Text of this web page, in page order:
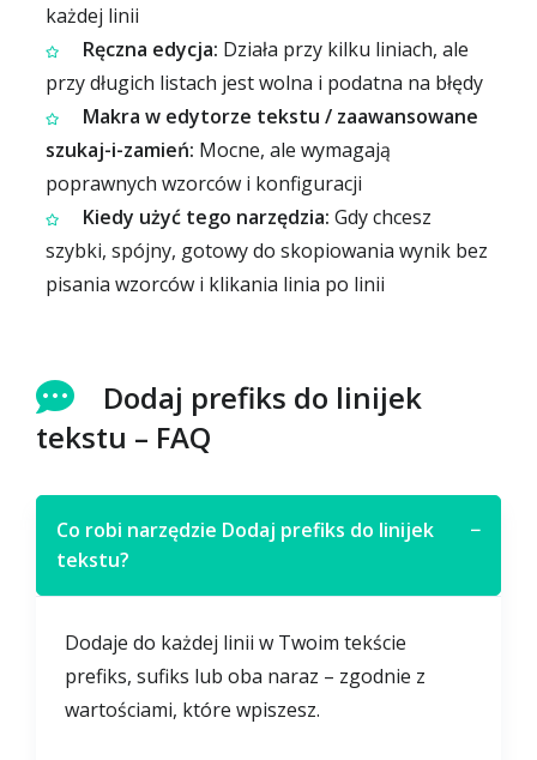
każdej linii
Ręczna edycja: Działa przy kilku liniach, ale
przy długich listach jest wolna i podatna na błędy
Makra w edytorze tekstu / zaawansowane
szukaj-i-zamień: Mocne, ale wymagają
poprawnych wzorców i konfiguracji
Kiedy użyć tego narzędzia: Gdy chcesz
szybki, spójny, gotowy do skopiowania wynik bez
pisania wzorców i klikania linia po linii
Dodaj prefiks do linijek
tekstu – FAQ
Co robi narzędzie Dodaj prefiks do linijek
tekstu?
−
Dodaje do każdej linii w Twoim tekście
prefiks, sufiks lub oba naraz – zgodnie z
wartościami, które wpiszesz.